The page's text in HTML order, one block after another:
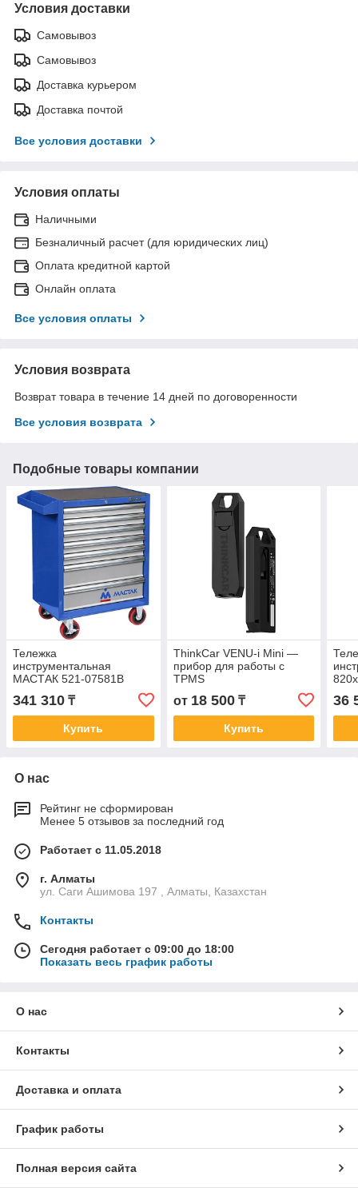
Условия доставки
Самовывоз
Самовывоз
Доставка курьером
Доставка почтой
Все условия доставки
Условия оплаты
Наличными
Безналичный расчет (для юридических лиц)
Оплата кредитной картой
Онлайн оплата
Все условия оплаты
Условия возврата
Возврат товара в течение 14 дней по договоренности
Все условия возврата
Подобные товары компании
Тележка
инструментальная
МАСТАК 521-07581B
341 310 ₸
Купить
ThinkCar VENU-i Mini —
прибор для работы с
TPMS
от 18 500₸
Купить
36
О нас
Рейтинг не сформирован
Менее 5 отзывов за последний год
Работает с 11.05.2018
г. Алматы
ул. Саги Ашимова 197 , Алматы, Казахстан
Контакты
Сегодня работает с 09:00 до 18:00
Показать весь график работы
О нас
Контакты
Доставка и оплата
График работы
Полная версия сайта